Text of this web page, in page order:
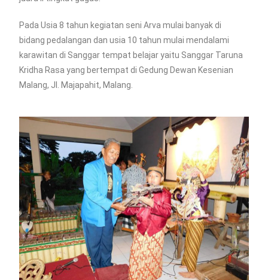
Pada Usia 8 tahun kegiatan seni Arva mulai banyak di
bidang pedalangan dan usia 10 tahun mulai mendalami
karawitan di Sanggar tempat belajar yaitu Sanggar Taruna
Kridha Rasa yang bertempat di Gedung Dewan Kesenian
Malang, Jl. Majapahit, Malang.